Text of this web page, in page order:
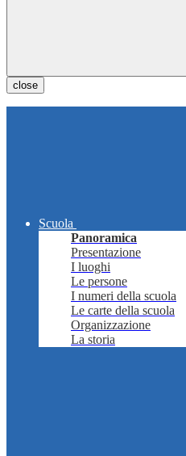
close
Scuola
Panoramica
Presentazione
I luoghi
Le persone
I numeri della scuola
Le carte della scuola
Organizzazione
La storia